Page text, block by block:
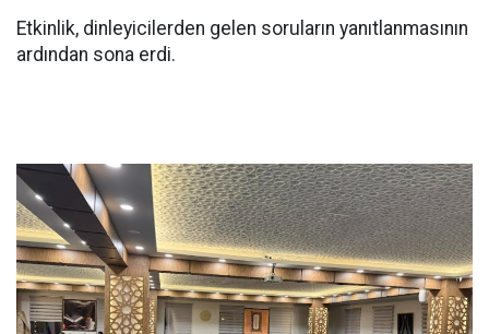
Etkinlik, dinleyicilerden gelen soruların yanıtlanmasının
ardından sona erdi.